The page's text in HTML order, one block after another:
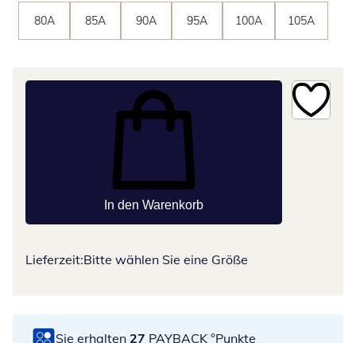
80A 85A 90A 95A 100A 105A
In den Warenkorb
Lieferzeit:Bitte wählen Sie eine Größe
Sie erhalten 27 PAYBACK °Punkte